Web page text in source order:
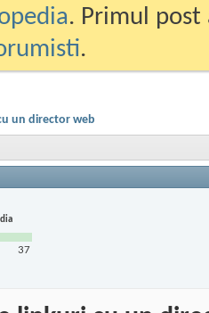
. Primul
.
un director web
37